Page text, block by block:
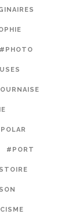
#PHOTO
#PORT